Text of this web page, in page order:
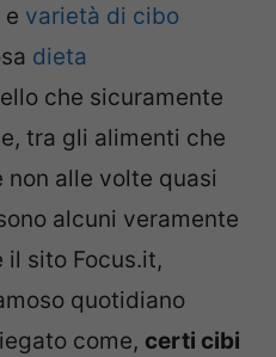
varietà di cibo
dieta
che sicuramente
tra gli alimenti che
non alle volte quasi
alcuni veramente
il sito Focus.it,
quotidiano
come, certi cibi